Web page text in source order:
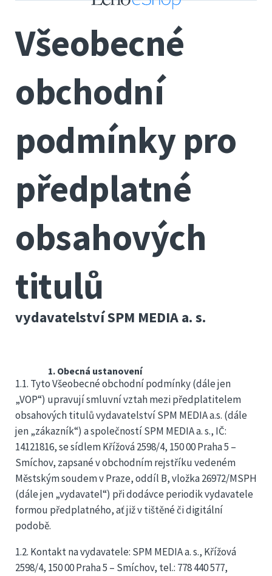
Všeobecné
obchodní
podmínky pro
předplatné
obsahových
titulů
vydavatelství SPM MEDIA a. s.
1. Obecná ustanovení
1.1. Tyto Všeobecné obchodní podmínky (dále jen
„VOP“) upravují smluvní vztah mezi předplatitelem
obsahových titulů vydavatelství SPM MEDIA a.s. (dále
jen „zákazník“) a společností SPM MEDIA a. s., IČ:
14121816, se sídlem Křížová 2598/4, 150 00 Praha 5 –
Smíchov, zapsané v obchodním rejstříku vedeném
Městským soudem v Praze, oddíl B, vložka 26972/MSPH
(dále jen „vydavatel“) při dodávce periodik vydavatele
formou předplatného, ať již v tištěné či digitální
podobě.
1.2. Kontakt na vydavatele: SPM MEDIA a. s., Křížová
2598/4, 150 00 Praha 5 – Smíchov, tel.: 778 440 577,